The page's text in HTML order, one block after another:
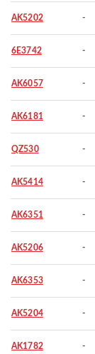
AK5202 -
6E3742 -
AK6057 -
AK6181 -
QZ530 -
AK5414 -
AK6351 -
AK5206 -
AK6353 -
AK5204 -
AK1782 -